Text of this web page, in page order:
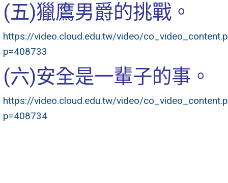
(五)獵鷹男爵的挑戰。
https://video.cloud.edu.tw/video/
p=408733
(六)安全是一輩子的事。
https://video.cloud.edu.tw/video/
p=408734